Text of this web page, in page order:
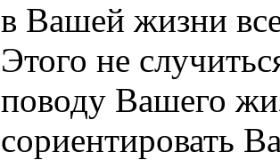
в Вашей жизни
Этого не
поводу Вашего
сориентировать